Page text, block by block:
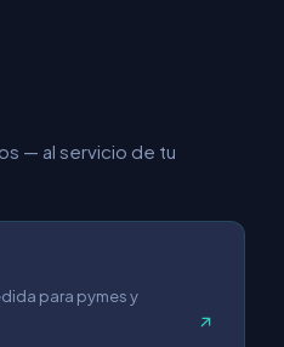
— al servicio de tu
para pymes y